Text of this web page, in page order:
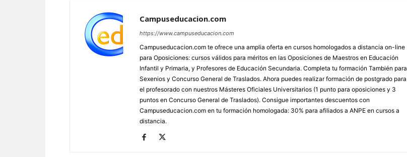
Campuseducacion.com
https://www.campuseducacion.com
Campuseducacion.com te ofrece una amplia oferta en cursos homologados a distancia on-line
para Oposiciones: cursos válidos para méritos en las Oposiciones de Maestros en Educación
Infantil y Primaria, y Profesores de Educación Secundaria. Completa tu formación También para
Sexenios y Concurso General de Traslados. Ahora puedes realizar formación de postgrado para
el profesorado con nuestros Másteres Oficiales Universitarios (1 punto para oposiciones y 3
puntos en Concurso General de Traslados). Consigue importantes descuentos con
Campuseducacion.com en tu formación homologada: 30% para afiliados a ANPE en cursos a
distancia.